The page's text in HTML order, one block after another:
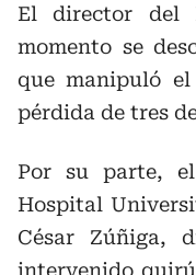
El director del
momento se
que manipuló
pérdida de tres
Por su parte,
Hospital
César Zúñiga,
intervenido